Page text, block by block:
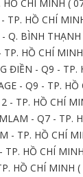
CHÍ MINH (
TP. HỒ CHÍ
Q. BÌNH
HỒ CHÍ
ĐIỀN - Q9 -
- Q9 - TP.
- TP. HỒ CHÍ
- Q7 - TP.
- TP. HỒ CHÍ
TP. HỒ CHÍ
HỒ CHÍ MINH